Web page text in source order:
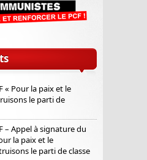
« Pour la paix et le
le parti de
– Appel à signature du
la paix et le
le parti de classe